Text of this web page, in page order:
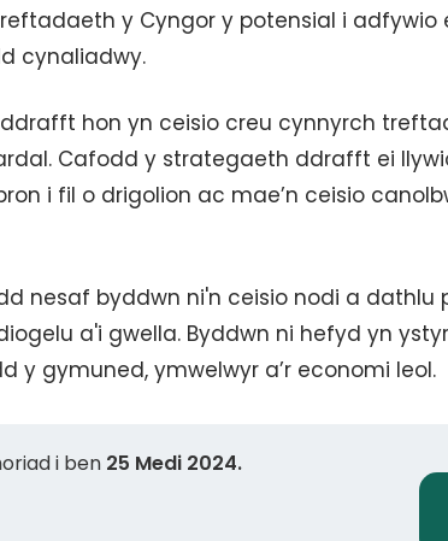
y Cyngor y potensial i adfywio
cynaliadwy.
hon yn ceisio creu cynnyrch
Cafodd y strategaeth ddrafft ei
i fil o drigolion ac mae’n ceisio
nesaf byddwn ni'n ceisio nodi a dathlu
a'i gwella. Byddwn ni hefyd yn
y gymuned, ymwelwyr a’r economi leol.
i ben 25 Medi 2024.